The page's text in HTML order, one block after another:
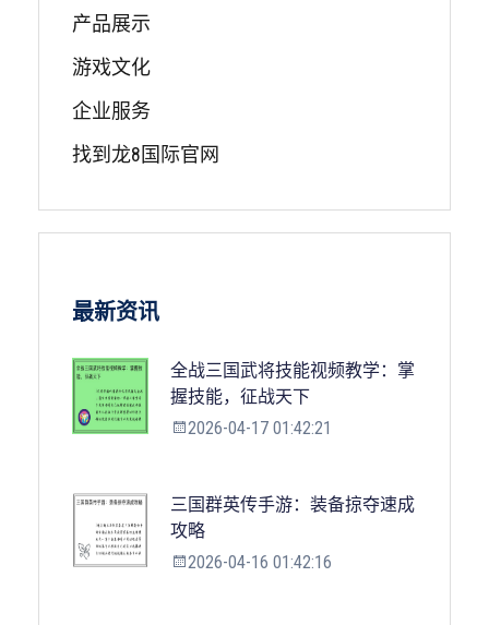
产品展示
游戏文化
企业服务
找到龙8国际官网
最新资讯
全战三国武将技能视频教学：掌
握技能，征战天下
2026-04-17 01:42:21
三国群英传手游：装备掠夺速成
攻略
2026-04-16 01:42:16